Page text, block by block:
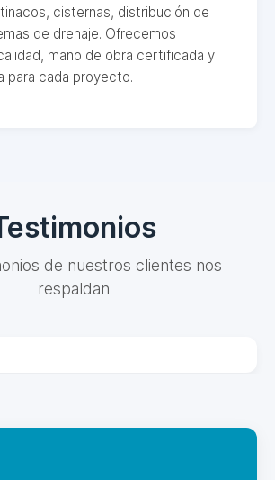
cisternas, distribución de
de drenaje. Ofrecemos
mano de obra certificada y
para cada proyecto.
de nuestros clientes nos
respaldan